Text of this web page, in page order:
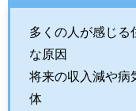
多くの人が感じる
な原因
将来の収入減や病
体